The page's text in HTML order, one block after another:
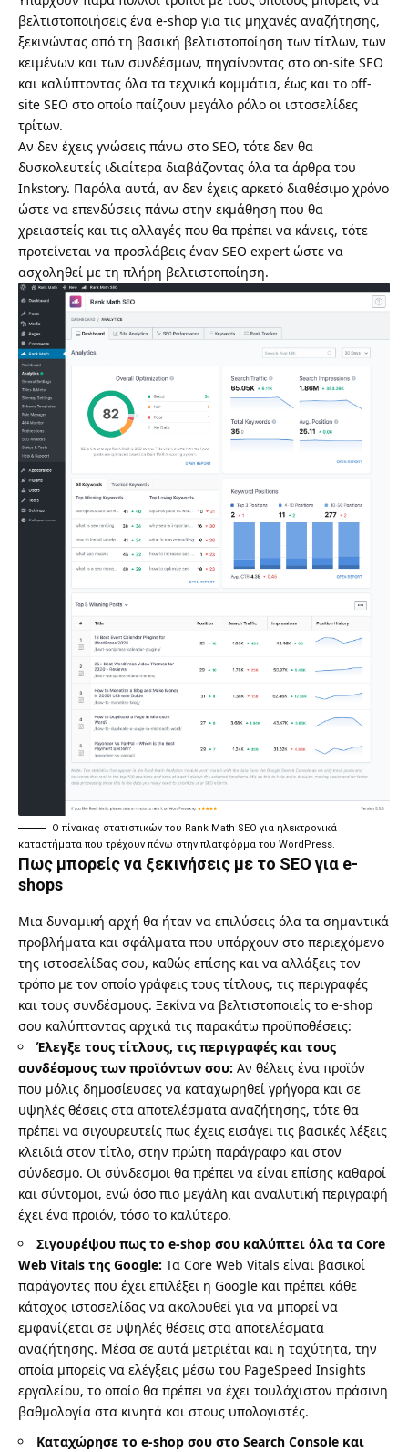
βελτιστοποιήσεις ένα e-shop για τις μηχανές αναζήτησης,
ξεκινώντας από τη βασική βελτιστοποίηση των τίτλων, των
κειμένων και των συνδέσμων, πηγαίνοντας στο on-site SEO
και καλύπτοντας όλα τα τεχνικά κομμάτια, έως και το off-
site SEO στο οποίο παίζουν μεγάλο ρόλο οι ιστοσελίδες
τρίτων.
Αν δεν έχεις γνώσεις πάνω στο SEO, τότε δεν θα
δυσκολευτείς ιδιαίτερα διαβάζοντας όλα τα άρθρα του
Inkstory. Παρόλα αυτά, αν δεν έχεις αρκετό διαθέσιμο χρόνο
ώστε να επενδύσεις πάνω στην εκμάθηση που θα
χρειαστείς και τις αλλαγές που θα πρέπει να κάνεις, τότε
προτείνεται να προσλάβεις έναν SEO expert ώστε να
ασχοληθεί με τη πλήρη βελτιστοποίηση.
Ο πίνακας στατιστικών του Rank Math SEO για ηλεκτρονικά
καταστήματα που τρέχουν πάνω στην πλατφόρμα του WordPress.
Πως μπορείς να ξεκινήσεις με το SEO για e-
shops
Μια δυναμική αρχή θα ήταν να επιλύσεις όλα τα σημαντικά
προβλήματα και σφάλματα που υπάρχουν στο περιεχόμενο
της ιστοσελίδας σου, καθώς επίσης και να αλλάξεις τον
τρόπο με τον οποίο γράφεις τους τίτλους, τις περιγραφές
και τους συνδέσμους. Ξεκίνα να βελτιστοποιείς το e-shop
σου καλύπτοντας αρχικά τις παρακάτω προϋποθέσεις:
Έλεγξε τους τίτλους, τις περιγραφές και τους
συνδέσμους των προϊόντων σου: Αν θέλεις ένα προϊόν
που μόλις δημοσίευσες να καταχωρηθεί γρήγορα και σε
υψηλές θέσεις στα αποτελέσματα αναζήτησης, τότε θα
πρέπει να σιγουρευτείς πως έχεις εισάγει τις βασικές λέξεις
κλειδιά στον τίτλο, στην πρώτη παράγραφο και στον
σύνδεσμο. Οι σύνδεσμοι θα πρέπει να είναι επίσης καθαροί
και σύντομοι, ενώ όσο πιο μεγάλη και αναλυτική περιγραφή
έχει ένα προϊόν, τόσο το καλύτερο.
Σιγουρέψου πως το e-shop σου καλύπτει όλα τα Core
Web Vitals της Google: Τα Core Web Vitals είναι βασικοί
παράγοντες που έχει επιλέξει η Google και πρέπει κάθε
κάτοχος ιστοσελίδας να ακολουθεί για να μπορεί να
εμφανίζεται σε υψηλές θέσεις στα αποτελέσματα
αναζήτησης. Μέσα σε αυτά μετριέται και η ταχύτητα, την
οποία μπορείς να ελέγξεις μέσω του PageSpeed Insights
εργαλείου, το οποίο θα πρέπει να έχει τουλάχιστον πράσινη
βαθμολογία στα κινητά και στους υπολογιστές.
Καταχώρησε το e-shop σου στο Search Console και